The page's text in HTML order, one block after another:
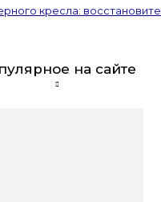
кресла:
на сайте